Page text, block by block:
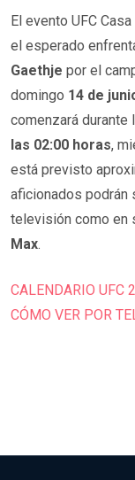
El evento UFC
el esperado
Gaethje por el
domingo 14 de
comenzará durante
las 02:00 horas,
está previsto
aficionados podrán
televisión como en
Max.
CALENDARIO UFC
CÓMO VER POR